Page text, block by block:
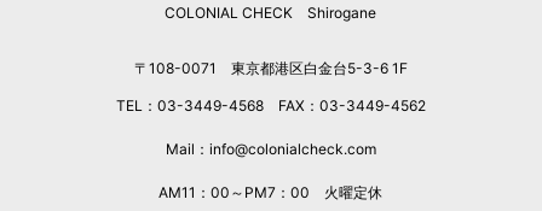
COLONIAL CHECK Shirogane
〒108-0071 東京都港区白金台5-3-6 1F
TEL：03-3449-4568 FAX：03-3449-4562
Mail：info@colonialcheck.com
AM11：00～PM7：00 火曜定休